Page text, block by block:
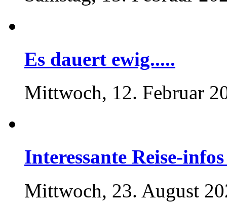
Es dauert ewig.....
Mittwoch, 12. Februar
Interessante Reise-
Mittwoch, 23. August